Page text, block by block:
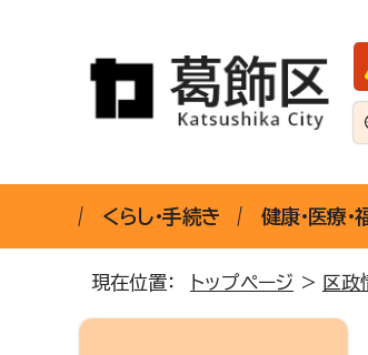
くらし・手続き 健康・医療・
現在位置： トップページ > 区政